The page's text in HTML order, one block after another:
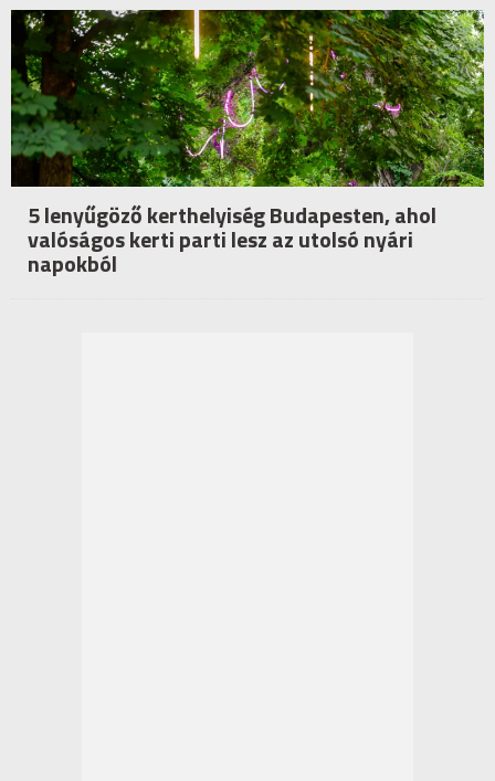
5 lenyűgöző kerthelyiség Budapesten, ahol
valóságos kerti parti lesz az utolsó nyári
napokból